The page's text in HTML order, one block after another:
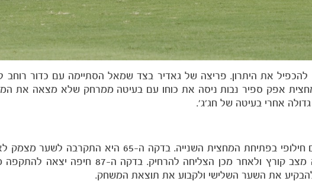
הצליחו להכפיל את היתרון. פריצה של גאדיר בצד שמאל הסתיימה עם כדור
אפק ספיר נבות ניסה את כוחו עם בעיטה ממרחק שלא מצאה את
אחרי בעיטה של חג'ג'.
מכבי ריעננה את השורות עם חילופי בפתיחת המחצית השנייה.
ההגנה הירוקה בלמה בעיטה מצב קורץ ולאחר מכן
את השער השלישי ולקבוע את תוצאת המשחק.